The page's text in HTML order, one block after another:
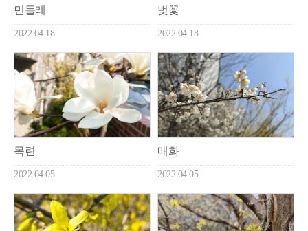
민들레
2022.04.18
벚꽃
2022.04.18
목련
2022.04.05
매화
2022.04.05